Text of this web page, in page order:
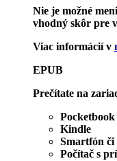
Nie je možné
vhodný skôr pre
Viac informácií v
EPUB
Prečítate na
Pocketbook
Kindle
Smartfón či
Počítač s